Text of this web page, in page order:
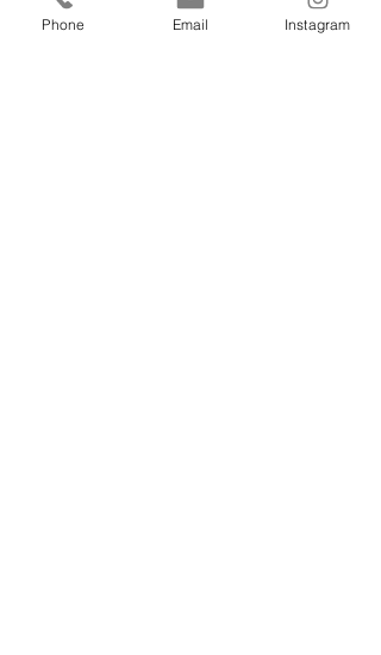
す。中でもその場の響きを敏感にキャッチ
し、音色豊かに、自分らしさをより発信、発
Phone Email Instagram